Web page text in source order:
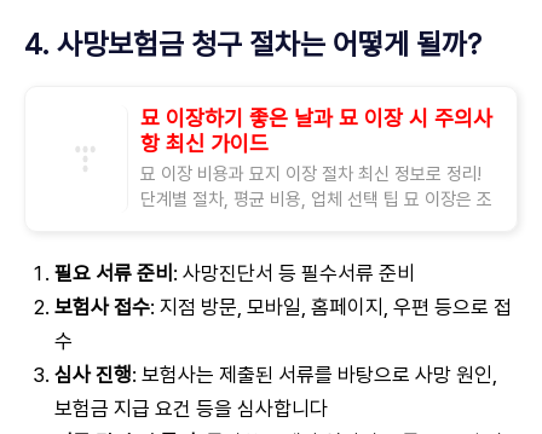
4. 사망보험금 청구 절차는 어떻게 될까?
묘 이장하기 좋은 날과 묘 이장 시 주의사
항 최신 가이드
묘 이장 비용과 묘지 이장 절차 최신 정보로 정리!
단계별 절차, 평균 비용, 업체 선택 팁 묘 이장은 조
필요 서류 준비 : 사망진단서 등 필수서류 준비
보험사 접수: 지점 방문, 모바일, 홈페이지, 우편 등으로 접
수
심사 진행: 보험사는 제출된 서류를 바탕으로 사망 원인,
보험금 지급 요건 등을 심사합니다